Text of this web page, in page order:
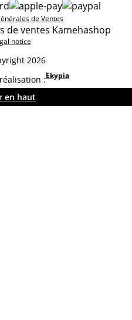
2026
de Ventes
de ventes Kamehashop
notice
:Ekypia
en haut